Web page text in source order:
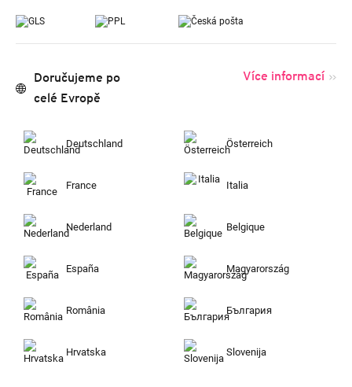
Doručujeme po
celé Evropě
Více informací
Deutschland Österreich
France Italia
Nederland Belgique
España Magyarország
România България
Hrvatska Slovenija